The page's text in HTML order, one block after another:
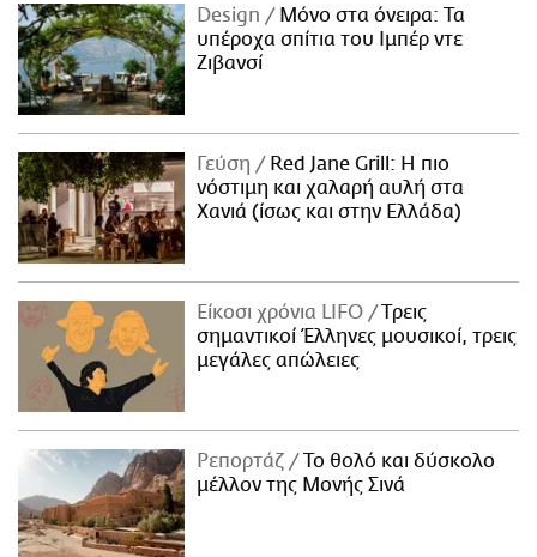
Design
Μόνο στα όνειρα: Τα
υπέροχα σπίτια του Ιμπέρ ντε
Ζιβανσί
Γεύση
Red Jane Grill: Η πιο
νόστιμη και χαλαρή αυλή στα
Χανιά (ίσως και στην Ελλάδα)
Είκοσι χρόνια LIFO
Tρεις
σημαντικοί Έλληνες μουσικοί, τρεις
μεγάλες απώλειες
Ρεπορτάζ
Το θολό και δύσκολο
μέλλον της Μονής Σινά